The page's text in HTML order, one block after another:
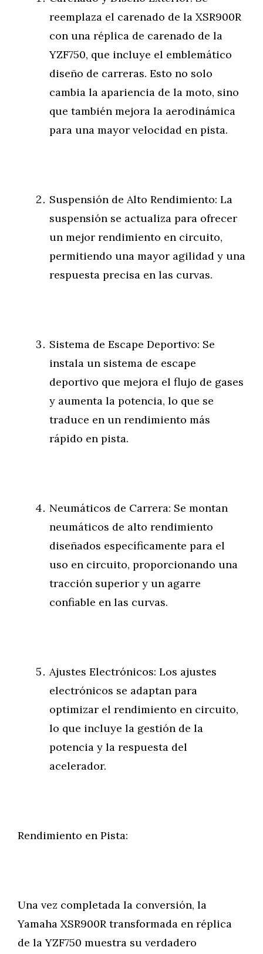
reemplaza el carenado de la XSR900R
con una réplica de carenado de la
YZF750, que incluye el emblemático
diseño de carreras. Esto no solo
cambia la apariencia de la moto, sino
que también mejora la aerodinámica
para una mayor velocidad en pista.
Suspensión de Alto Rendimiento: La
suspensión se actualiza para ofrecer
un mejor rendimiento en circuito,
permitiendo una mayor agilidad y una
respuesta precisa en las curvas.
Sistema de Escape Deportivo: Se
instala un sistema de escape
deportivo que mejora el flujo de gases
y aumenta la potencia, lo que se
traduce en un rendimiento más
rápido en pista.
Neumáticos de Carrera: Se montan
neumáticos de alto rendimiento
diseñados específicamente para el
uso en circuito, proporcionando una
tracción superior y un agarre
confiable en las curvas.
Ajustes Electrónicos: Los ajustes
electrónicos se adaptan para
optimizar el rendimiento en circuito,
lo que incluye la gestión de la
potencia y la respuesta del
acelerador.
Rendimiento en Pista:
Una vez completada la conversión, la
Yamaha XSR900R transformada en réplica
de la YZF750 muestra su verdadero